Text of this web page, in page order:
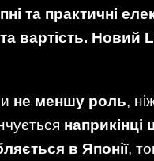
та практичні
вартість.
не меншу роль,
наприкінці
в Японії,